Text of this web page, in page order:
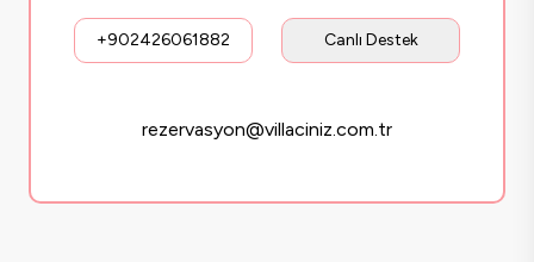
+902426061882 Canlı Destek
rezervasyon@villaciniz.com.tr